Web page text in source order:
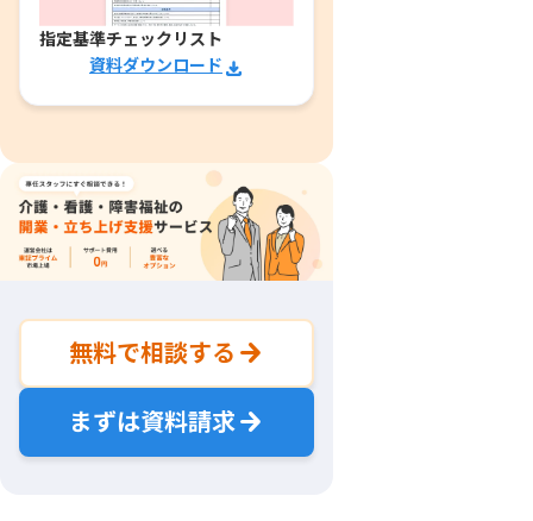
指定基準チェックリスト
資料ダウンロード
無料で相談する
まずは資料請求